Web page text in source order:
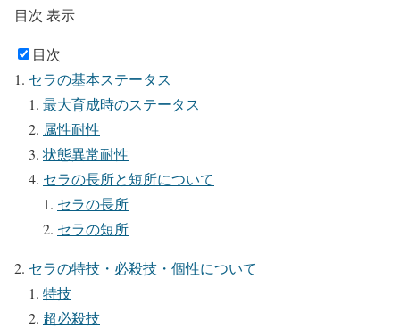
目次 表示
目次
セラの基本ステータス
最大育成時のステータス
属性耐性
状態異常耐性
セラの長所と短所について
セラの長所
セラの短所
セラの特技・必殺技・個性について
特技
超必殺技